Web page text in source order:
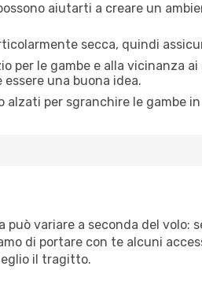
aiutarti a creare un
secca, quindi
per le gambe e alla vicinanza
una buona idea.
alzati per sgranchire le gambe
variare a seconda del volo:
di portare con te alcuni
il tragitto.